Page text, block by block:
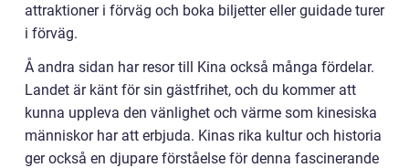
attraktioner i förväg och boka biljetter eller guidade turer
i förväg.
Å andra sidan har resor till Kina också många fördelar.
Landet är känt för sin gästfrihet, och du kommer att
kunna uppleva den vänlighet och värme som kinesiska
människor har att erbjuda. Kinas rika kultur och historia
ger också en djupare förståelse för denna fascinerande